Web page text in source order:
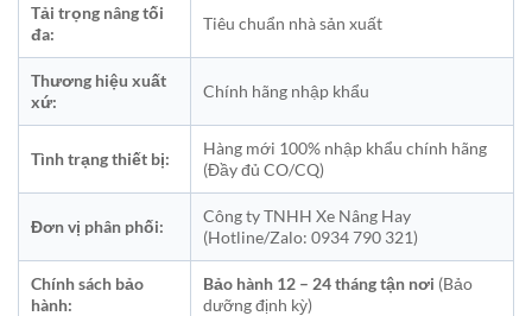
Tải trọng nâng tối
đa:
Tiêu chuẩn nhà sản xuất
Thương hiệu xuất
xứ:
Chính hãng nhập khẩu
Tình trạng thiết bị:
Hàng mới 100% nhập khẩu chính hãng
(Đầy đủ CO/CQ)
Đơn vị phân phối:
Công ty TNHH Xe Nâng Hay
(Hotline/Zalo: 0934 790 321)
Chính sách bảo
hành:
Bảo hành 12 – 24 tháng tận nơi (Bảo
dưỡng định kỳ)